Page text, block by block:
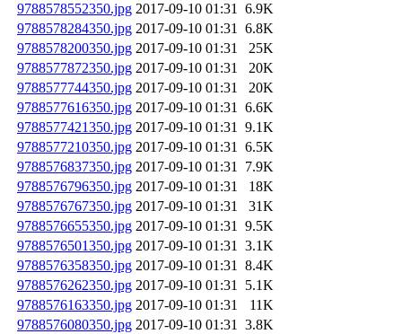
9788578552350.jpg 2017-09-10 01:31 6.9K
9788578284350.jpg 2017-09-10 01:31 6.8K
9788578200350.jpg 2017-09-10 01:31
25K
9788577872350.jpg 2017-09-10 01:31
20K
9788577744350.jpg 2017-09-10 01:31
20K
9788577616350.jpg 2017-09-10 01:31 6.6K
9788577421350.jpg 2017-09-10 01:31 9.1K
9788577210350.jpg 2017-09-10 01:31 6.5K
9788576837350.jpg 2017-09-10 01:31 7.9K
9788576796350.jpg 2017-09-10 01:31
18K
9788576767350.jpg 2017-09-10 01:31
31K
9788576655350.jpg 2017-09-10 01:31 9.5K
9788576501350.jpg 2017-09-10 01:31 3.1K
9788576358350.jpg 2017-09-10 01:31 8.4K
9788576262350.jpg 2017-09-10 01:31 5.1K
9788576163350.jpg 2017-09-10 01:31
11K
9788576080350.jpg 2017-09-10 01:31 3.8K